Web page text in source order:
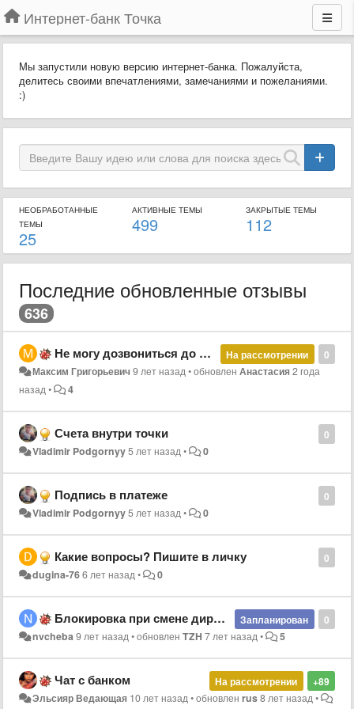
Интернет-банк Точка
Мы запустили новую версию интернет-банка. Пожалуйста,
делитесь своими впечатлениями, замечаниями и пожеланиями.
:)
НЕОБРАБОТАННЫЕ
ТЕМЫ
25
АКТИВНЫЕ ТЕМЫ
499
ЗАКРЫТЫЕ ТЕМЫ
112
Последние обновленные отзывы
636
0
На рассмотрении
Не могу дозвониться до банка
Максим Григорьевич 9 лет назад•обновленАнастасия2 года
назад• 4
0
Счета внутри точки
Vladimir Podgornyy5 лет назад• 0
0
Подпись в платеже
Vladimir Podgornyy5 лет назад• 0
0
Какие вопросы? Пишите в личку
dugina-766 лет назад• 0
0
Запланирован
Блокировка при смене директора
nvcheba9 лет назад•обновленTZH 7 лет назад• 5
+89
На рассмотрении
Чат с банком
Эльсияр Ведающая 10 лет назад•обновленrus8 лет назад•